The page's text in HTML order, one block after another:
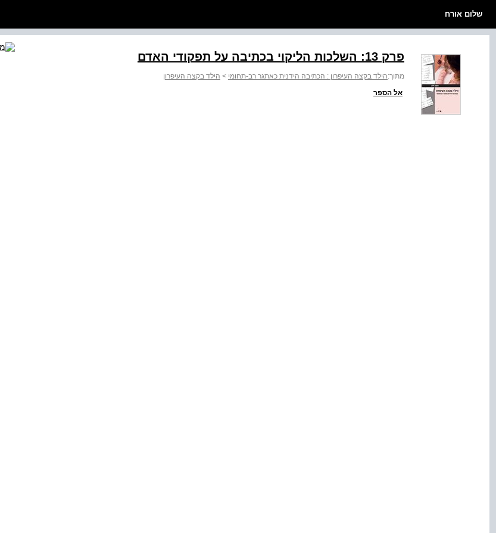
שלום אורח
פרק 13: השלכות הליקוי בכתיבה על תפקודי האדם
מתוך:הילד בקצה העיפרון : הכתיבה הידנית כאתגר רב-תחומי > הילד בקצה העיפרון
אל הספר